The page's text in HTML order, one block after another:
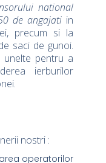
national
de angajatiin
precum si la
saci de gunoi.
unelte pentru a
ierburilor
nostri :
operatorilor